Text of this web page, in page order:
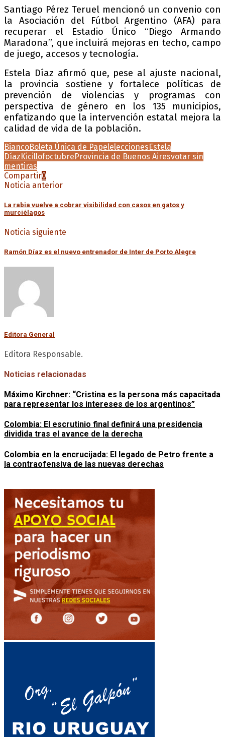
Santiago Pérez Teruel mencionó un convenio con
la Asociación del Fútbol Argentino (AFA) para
recuperar el Estadio Único “Diego Armando
Maradona”, que incluirá mejoras en techo, campo
de juego, accesos y tecnología.
Estela Díaz afirmó que, pese al ajuste nacional,
la provincia sostiene y fortalece políticas de
prevención de violencias y programas con
perspectiva de género en los 135 municipios,
enfatizando que la intervención estatal mejora la
calidad de vida de la población.
BiancoBoleta Única de PapeleleccionesEstela
DíazKicillofoctubreProvincia de Buenos Airesvotar sin
mentiras
Compartir0
Noticia anterior
La rabia vuelve a cobrar visibilidad con casos en gatos y
murciélagos
Noticia siguiente
Ramón Díaz es el nuevo entrenador de Inter de Porto Alegre
Editora General
Editora Responsable.
Noticias relacionadas
Máximo Kirchner: “Cristina es la persona más capacitada
para representar los intereses de los argentinos”
Colombia: El escrutinio final definirá una presidencia
dividida tras el avance de la derecha
Colombia en la encrucijada: El legado de Petro frente a
la contraofensiva de las nuevas derechas